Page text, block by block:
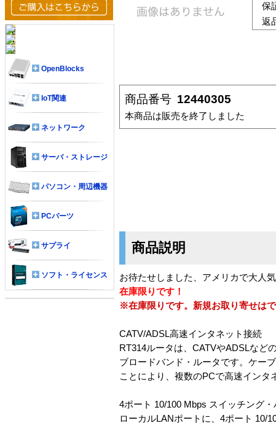
保
返
商品番号 12440305
本商品は販売を終了しました
商品説明
お待たせしました、アメリカで大人
在庫限りです！
※在庫限りです。新規お取り寄せは
CATV/ADSL高速インタネット接続
RT314ルータは、CATVやADSLなど
ブロードバンド・ルータです。ケー
ことにより、複数のPCで高速インタ
4ポート 10/100 Mbps スイッチング
ローカルLANポートに、4ポート 10/
OpenBlocks
IoT関連
ネットワーク
サーバ・ストレージ
パソコン・周辺機器
PCパーツ
サプライ
ソフト・ライセンス